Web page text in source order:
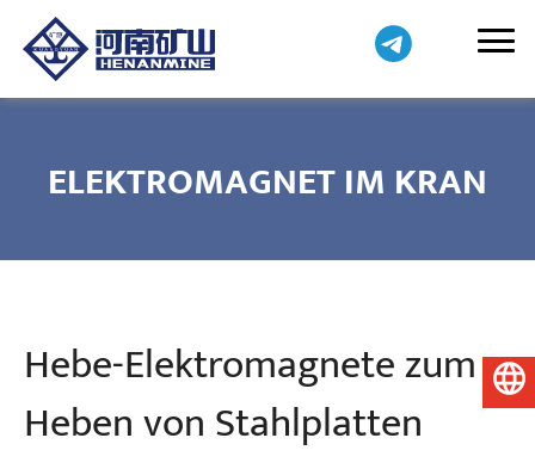
ELEKTROMAGNET IM KRAN
Hebe-Elektromagnete zum
Heben von Stahlplatten
Deutsch